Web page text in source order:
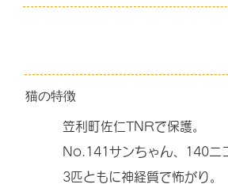
猫の特徴
笠利町佐仁TNRで保護。
No.141サンちゃん、140ニ
3匹ともに神経質で怖がり。